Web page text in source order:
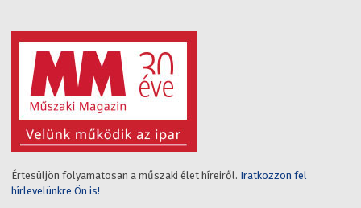
Értesüljön folyamatosan a műszaki élet híreiről. Iratkozzon fel
hírlevelünkre Ön is!